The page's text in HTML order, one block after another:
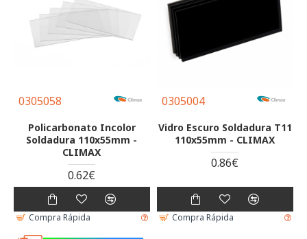
0305058
Policarbonato Incolor
Soldadura 110x55mm -
CLIMAX
0.62€
Compra Rápida
0305004
Vidro Escuro Soldadura T11
110x55mm - CLIMAX
0.86€
Compra Rápida